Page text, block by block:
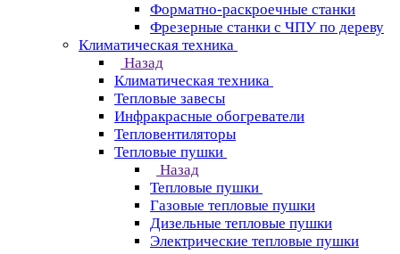
Форматно-раскроечные станки
Фрезерные станки с ЧПУ по дереву
Климатическая техника
Назад
Климатическая техника
Тепловые завесы
Инфракрасные обогреватели
Тепловентиляторы
Тепловые пушки
Назад
Тепловые пушки
Газовые тепловые пушки
Дизельные тепловые пушки
Электрические тепловые пушки